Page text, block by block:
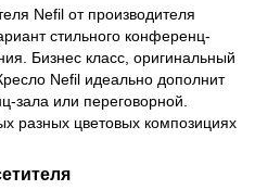
Nefil от производителя
стильного конференц-
Бизнес класс, оригинальный
Nefil идеально дополнит
зала или переговорной.
разных цветовых композициях